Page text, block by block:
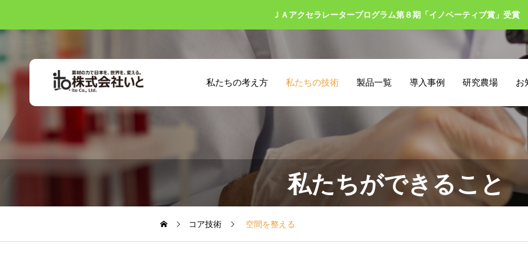
ＪＡアクセラレータープログラム第８期「イノベーティブ賞」受賞
私たちの考え方 私たちの技術 製品一覧 導入事例 研究農場 お
私たちができること
コア技術 空間を整える